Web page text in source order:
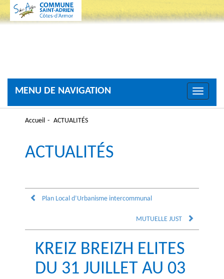
Toggle
MENU DE NAVIGATION
Accueil ACTUALITÉS
ACTUALITÉS
Plan Local d’Urbanisme intercommunal
MUTUELLE JUST
KREIZ BREIZH ELITES
DU 31 JUILLET AU 03